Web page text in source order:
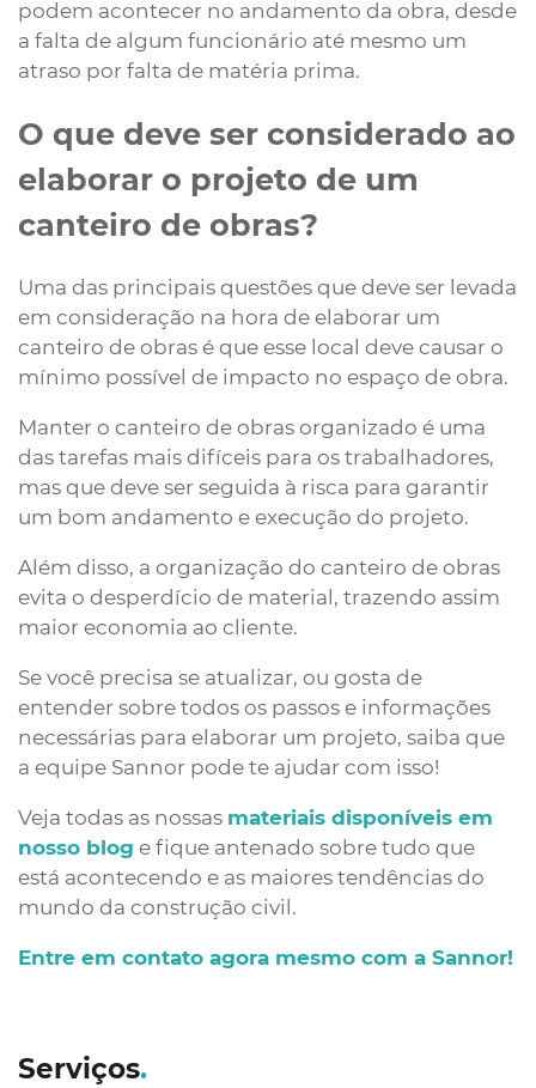
podem acontecer no andamento da obra, desde
a falta de algum funcionário até mesmo um
atraso por falta de matéria prima.
O que deve ser considerado ao
elaborar o projeto de um
canteiro de obras?
Uma das principais questões que deve ser levada
em consideração na hora de elaborar um
canteiro de obras é que esse local deve causar o
mínimo possível de impacto no espaço de obra.
Manter o canteiro de obras organizado é uma
das tarefas mais difíceis para os trabalhadores,
mas que deve ser seguida à risca para garantir
um bom andamento e execução do projeto.
Além disso, a organização do canteiro de obras
evita o desperdício de material, trazendo assim
maior economia ao cliente.
Se você precisa se atualizar, ou gosta de
entender sobre todos os passos e informações
necessárias para elaborar um projeto, saiba que
a equipe Sannor pode te ajudar com isso!
Veja todas as nossas materiais disponíveis em
nosso blog e fique antenado sobre tudo que
está acontecendo e as maiores tendências do
mundo da construção civil.
Entre em contato agora mesmo com a Sannor!
Serviços.